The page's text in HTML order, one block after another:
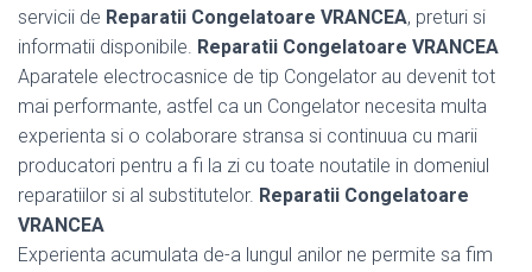
servicii de Reparatii Congelatoare VRANCEA, preturi si
informatii disponibile. Reparatii Congelatoare VRANCEA
Aparatele electrocasnice de tip Congelator au devenit tot
mai performante, astfel ca un Congelator necesita multa
experienta si o colaborare stransa si continuua cu marii
producatori pentru a fi la zi cu toate noutatile in domeniul
reparatiilor si al substitutelor. Reparatii Congelatoare
VRANCEA
Experienta acumulata de-a lungul anilor ne permite sa fim